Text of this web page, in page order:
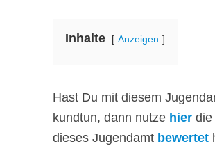
Inhalte Anzeigen
Hast Du mit diesem
kundtun, dann nutze hierdie
dieses Jugendamt bewertet